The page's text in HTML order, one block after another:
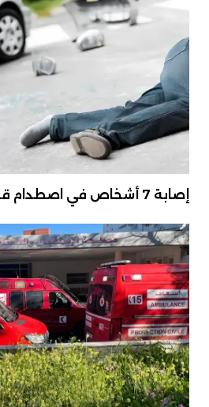
إصابة 7 أشخاص في اصطدام قوي بطنجة